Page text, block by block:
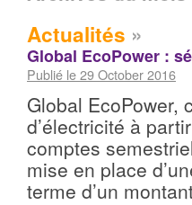
Actualités »
Global EcoPower :
Publié le 29 October 2016
Global EcoPower,
d’électricité à
comptes
mise en place
terme d’un